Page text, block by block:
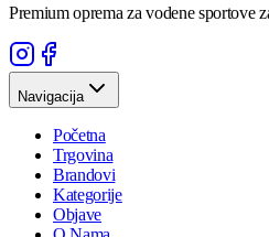
Premium oprema za vodene sportove
Navigacija
Početna
Trgovina
Brandovi
Kategorije
Objave